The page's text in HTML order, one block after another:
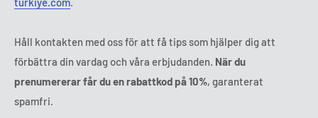
Håll kontakten med oss för att få tips som hjälper dig att
förbättra din vardag och våra erbjudanden. När du
prenumererar får du en rabattkod på 10%, garanterat
spamfri.